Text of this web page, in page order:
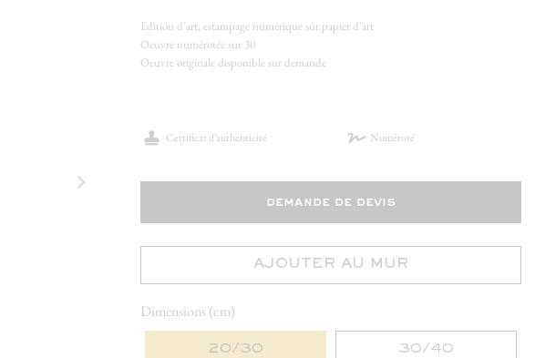
Edition d'art, estampage numérique sur papier d'art
Oeuvre numérotée sur 30
Oeuvre originale disponible sur demande
Certificat d’authenticité Numéroté
demande de devis
AJOUTER AU MUR
Dimensions (cm)
20/30 30/40